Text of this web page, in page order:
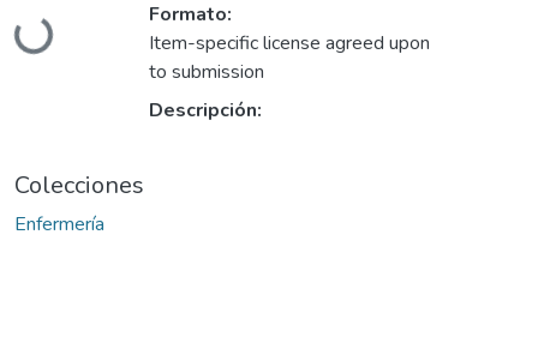
Cargando...
Formato:
Item-specific license agreed upon
to submission
Descripción:
Colecciones
Enfermería